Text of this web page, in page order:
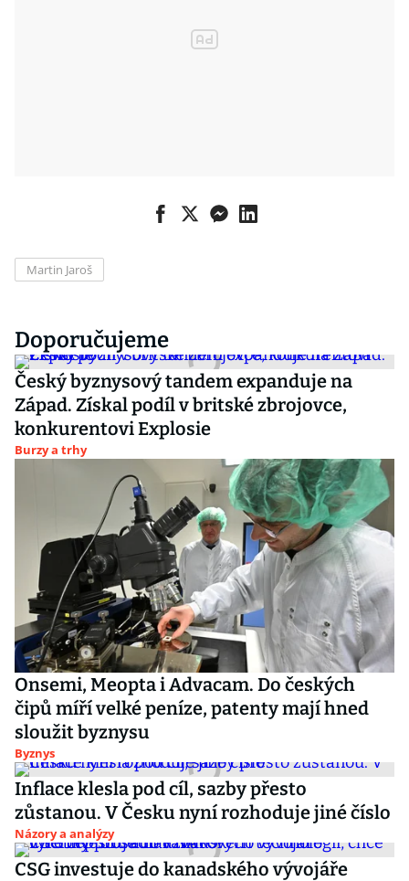
Martin Jaroš
Doporučujeme
Český byznysový tandem expanduje na
Západ. Získal podíl v britské zbrojovce,
konkurentovi Explosie
Burzy a trhy
Onsemi, Meopta i Advacam. Do českých
čipů míří velké peníze, patenty mají hned
sloužit byznysu
Byznys
Inflace klesla pod cíl, sazby přesto
zůstanou. V Česku nyní rozhoduje jiné číslo
Názory a analýzy
CSG investuje do kanadského vývojáře